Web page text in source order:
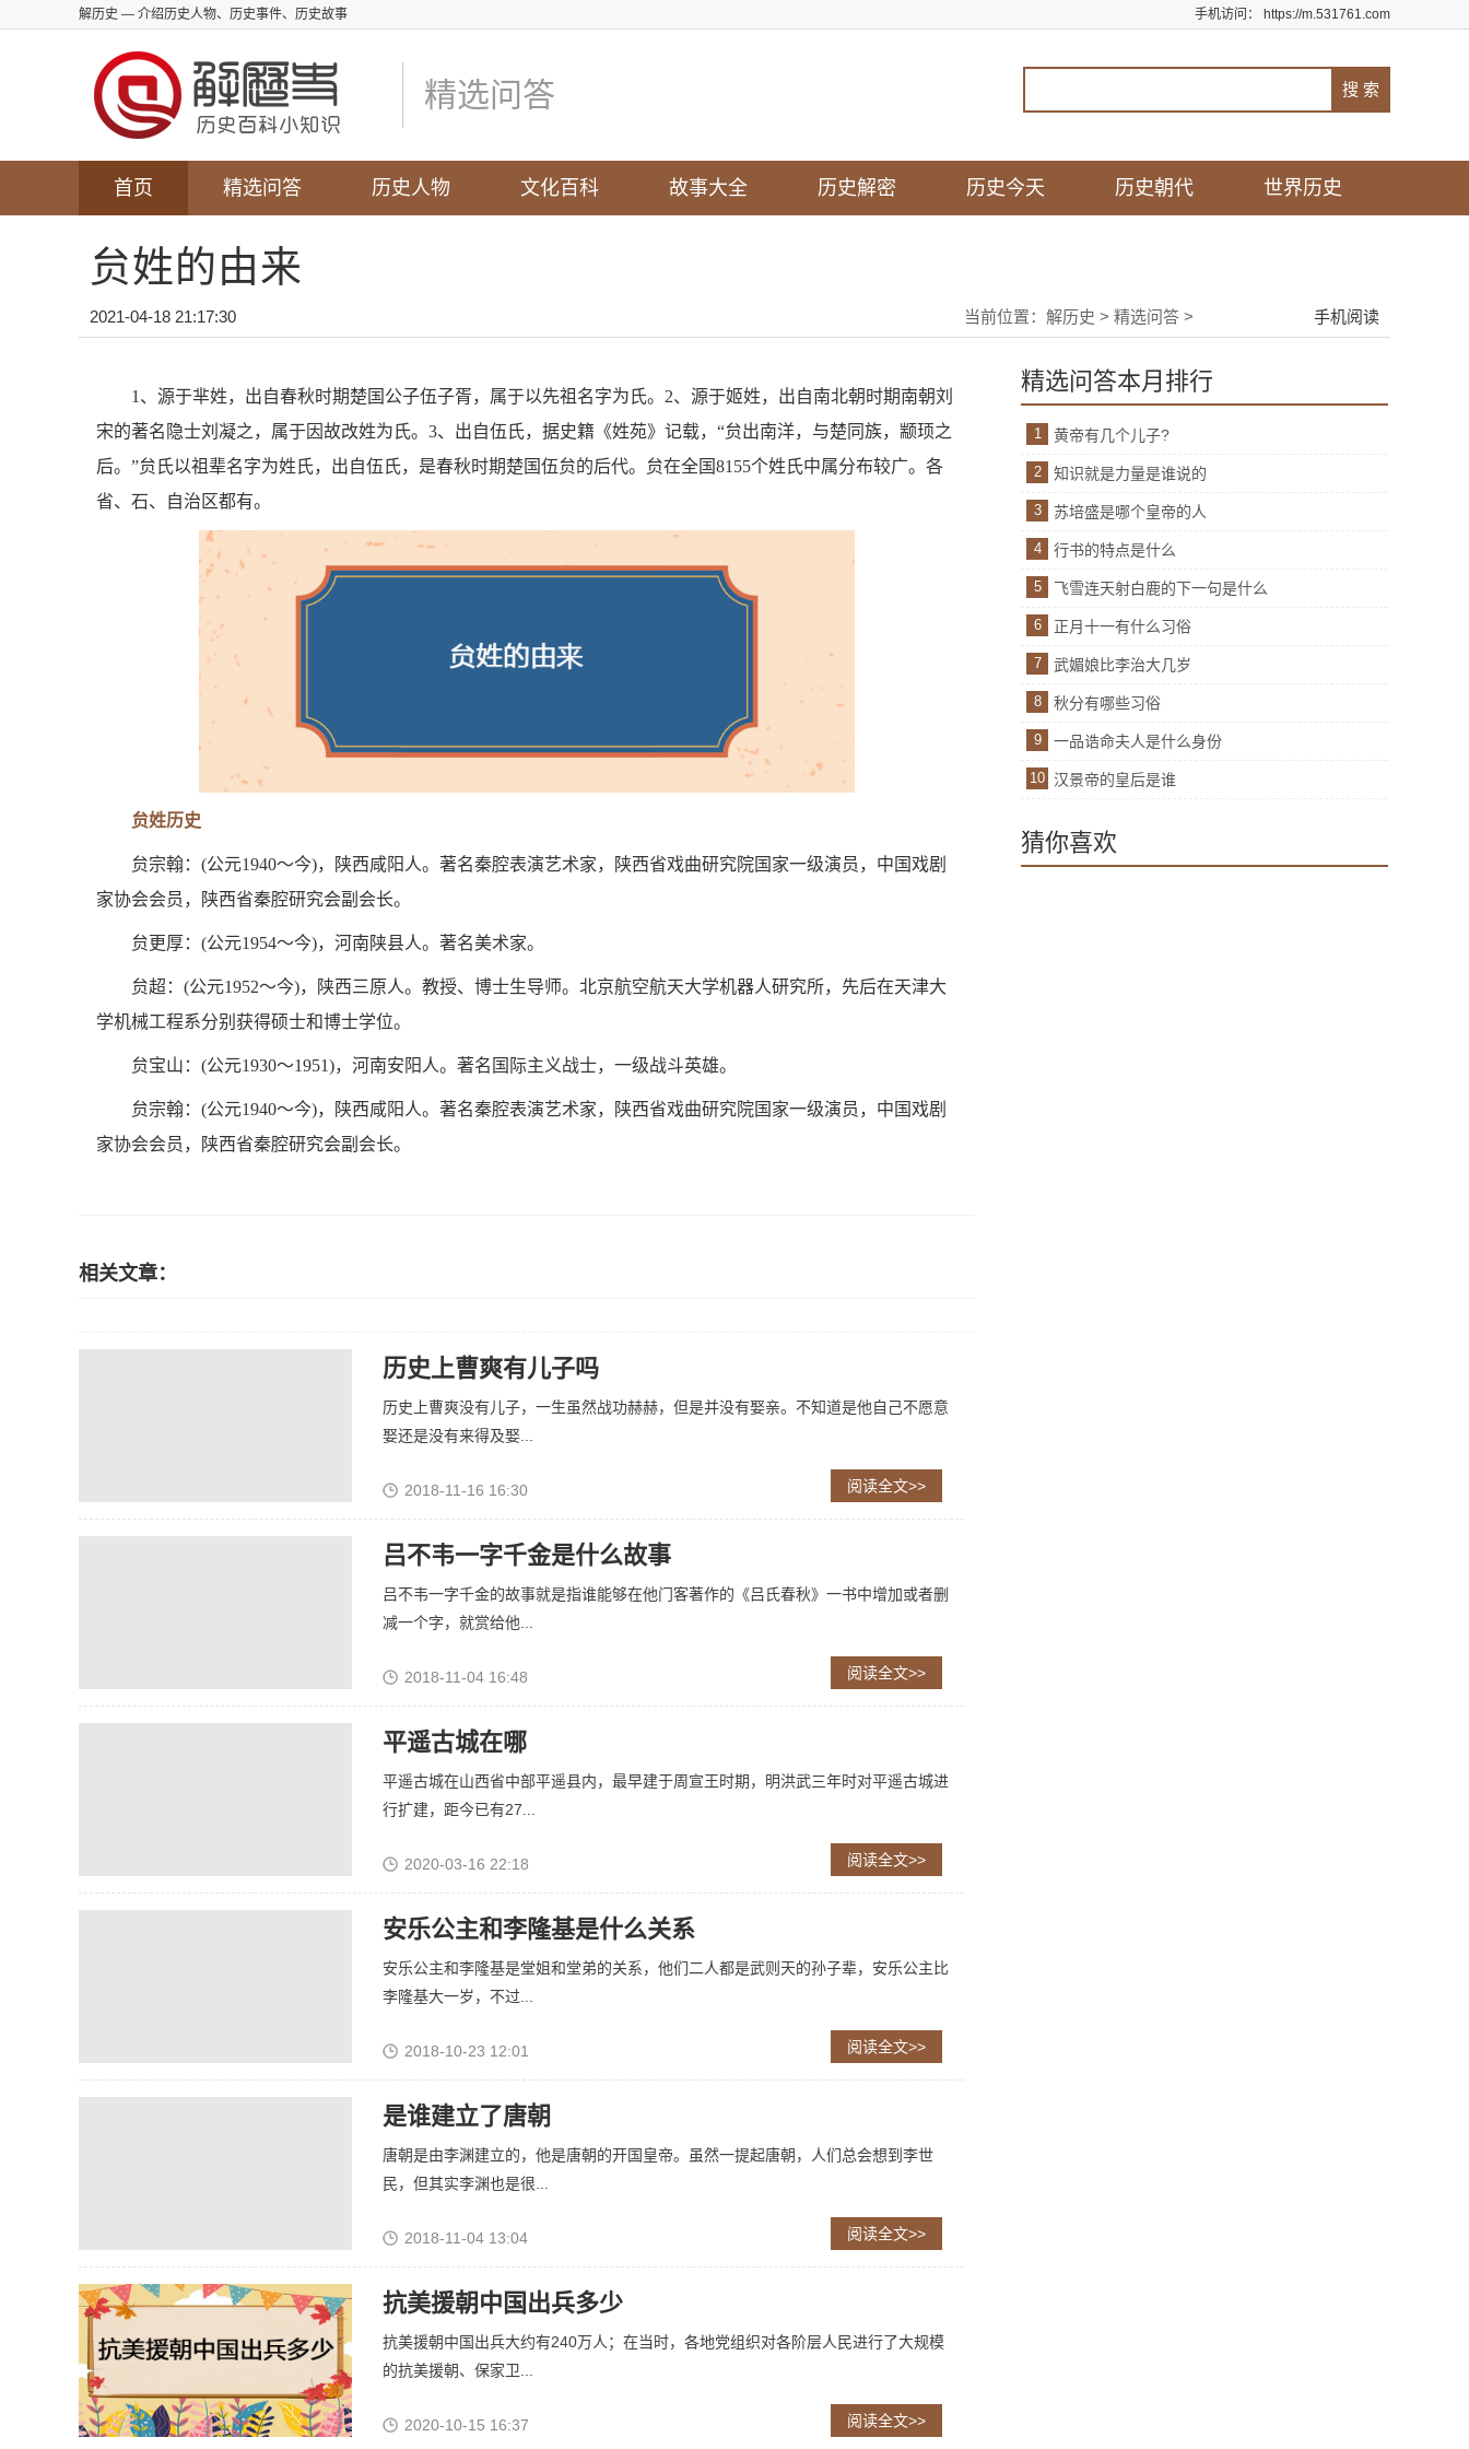
解历史 — 介绍历史人物、历史事件、历史故事 手机访问： https://m.531761.com
精选问答
首页 精选问答 历史人物 文化百科 故事大全 历史解密 历史今天 历史朝代 世界历史
贠姓的由来
2021-04-18 21:17:30 当前位置： 解历史 > 精选问答 > 手机阅读
1、源于芈姓，出自春秋时期楚国公子伍子胥，属于以先祖名字为氏。2、源于姬姓，出自南北朝时期南朝刘
宋的著名隐士刘凝之，属于因故改姓为氏。3、出自伍氏，据史籍《姓苑》记载，“贠出南洋，与楚同族，颛顼之
后。”贠氏以祖辈名字为姓氏，出自伍氏，是春秋时期楚国伍贠的后代。贠在全国8155个姓氏中属分布较广。各
省、石、自治区都有。
贠姓历史
贠宗翰：(公元1940～今)，陕西咸阳人。著名秦腔表演艺术家，陕西省戏曲研究院国家一级演员，中国戏剧
家协会会员，陕西省秦腔研究会副会长。
贠更厚：(公元1954～今)，河南陕县人。著名美术家。
贠超：(公元1952～今)，陕西三原人。教授、博士生导师。北京航空航天大学机器人研究所，先后在天津大
学机械工程系分别获得硕士和博士学位。
贠宝山：(公元1930～1951)，河南安阳人。著名国际主义战士，一级战斗英雄。
贠宗翰：(公元1940～今)，陕西咸阳人。著名秦腔表演艺术家，陕西省戏曲研究院国家一级演员，中国戏剧
家协会会员，陕西省秦腔研究会副会长。
相关文章：
历史上曹爽有儿子吗
历史上曹爽没有儿子，一生虽然战功赫赫，但是并没有娶亲。不知道是他自己不愿意
娶还是没有来得及娶...
2018-11-16 16:30 阅读全文>>
吕不韦一字千金是什么故事
吕不韦一字千金的故事就是指谁能够在他门客著作的《吕氏春秋》一书中增加或者删
减一个字，就赏给他...
2018-11-04 16:48 阅读全文>>
平遥古城在哪
平遥古城在山西省中部平遥县内，最早建于周宣王时期，明洪武三年时对平遥古城进
行扩建，距今已有27...
2020-03-16 22:18 阅读全文>>
安乐公主和李隆基是什么关系
安乐公主和李隆基是堂姐和堂弟的关系，他们二人都是武则天的孙子辈，安乐公主比
李隆基大一岁，不过...
2018-10-23 12:01 阅读全文>>
是谁建立了唐朝
唐朝是由李渊建立的，他是唐朝的开国皇帝。虽然一提起唐朝，人们总会想到李世
民，但其实李渊也是很...
2018-11-04 13:04 阅读全文>>
抗美援朝中国出兵多少
抗美援朝中国出兵大约有240万人；在当时，各地党组织对各阶层人民进行了大规模
的抗美援朝、保家卫...
2020-10-15 16:37 阅读全文>>
精选问答本月排行
1 黄帝有几个儿子?
2 知识就是力量是谁说的
3 苏培盛是哪个皇帝的人
4 行书的特点是什么
5 飞雪连天射白鹿的下一句是什么
6 正月十一有什么习俗
7 武媚娘比李治大几岁
8 秋分有哪些习俗
9 一品诰命夫人是什么身份
10 汉景帝的皇后是谁
猜你喜欢